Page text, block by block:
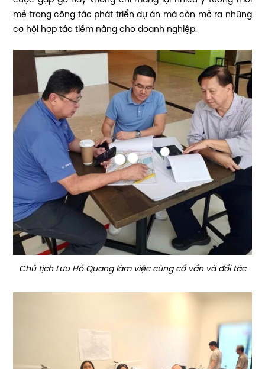
mẻ trong công tác phát triển dự án mà còn mở ra những
cơ hội hợp tác tiềm năng cho doanh nghiệp.
Chủ tịch Lưu Hồ Quang làm việc cùng cố vấn và đối tác